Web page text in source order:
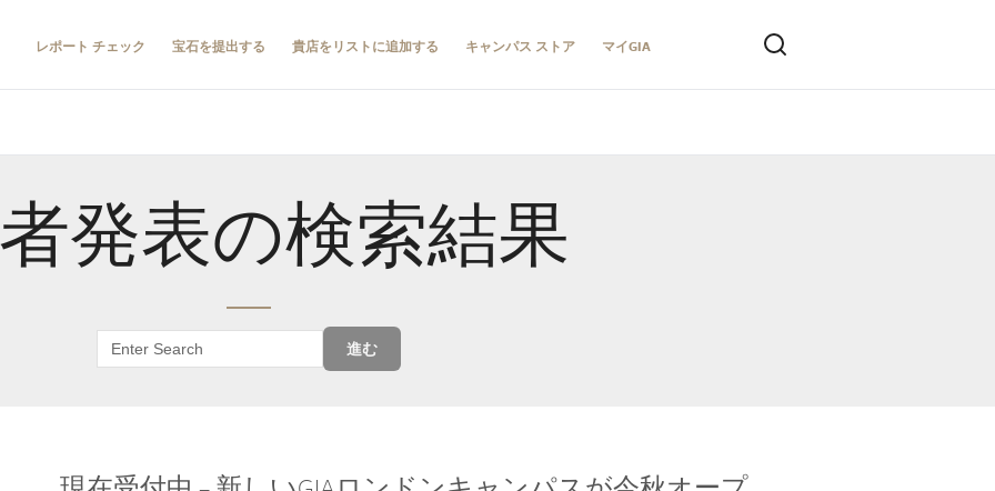
レポート チェック 宝石を提出する 貴店をリストに追加する キャンパス ストア マイGIA
発表の検索結果
進む